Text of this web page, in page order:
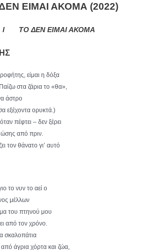
ΕΙΜΑΙ ΑΚΟΜΑ (2022)
Ι TO ΔΕΝ ΕΙΜΑΙ ΑΚΟΜΑ
είμαι η δόξα
στα ζάρια το «θα»,
άστρο
εξέχοντα ορυκτά.)
πέφτει – δεν ξέρει
από πριν.
τον θάνατο γι’ αυτό
το νυν το αεί ο
μέλλων
του πτηνού μου
από τον χρόνο.
σκαλοπάτια
άγρια χόρτα και ζώα,